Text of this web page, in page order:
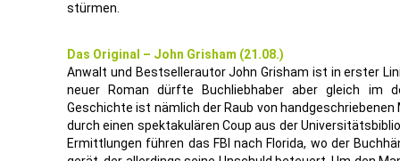
stürmen.
Das Original – John Grisham (21.08.)
Anwalt und Bestsellerautor John Grisham ist in erster
neuer Roman dürfte Buchliebhaber aber gleich im
Geschichte ist nämlich der Raub von
durch einen spektakulären Coup aus der
Ermittlungen führen das FBI nach Florida, wo der